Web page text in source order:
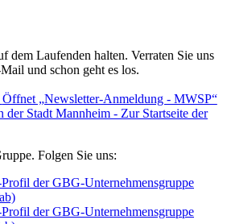
dem Laufenden halten. Verraten Sie uns
und schon geht es los.
Öffnet „Newsletter-Anmeldung - MWSP“
Folgen Sie uns:
der GBG-Unternehmensgruppe
der GBG-Unternehmensgruppe